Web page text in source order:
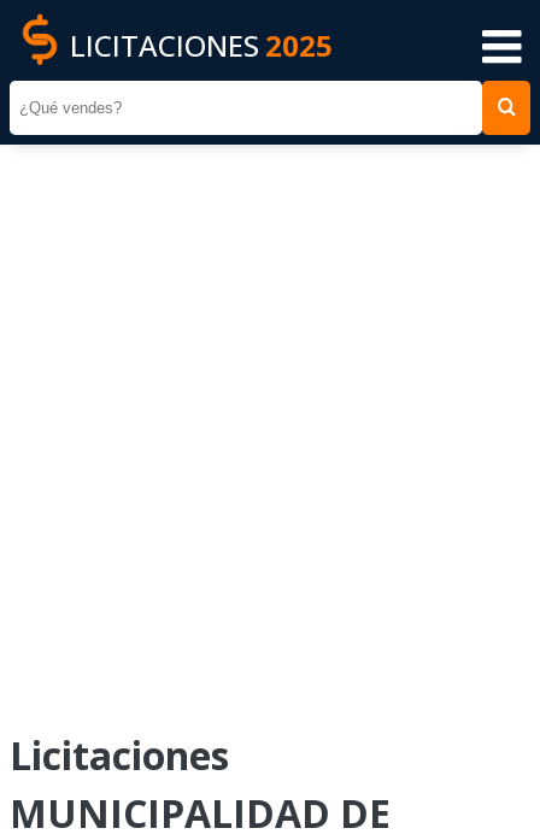
LICITACIONES 2025
Licitaciones
MUNICIPALIDAD DE